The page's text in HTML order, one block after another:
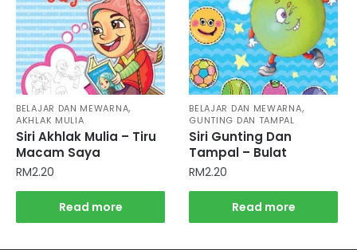
BELAJAR DAN MEWARNA,
AKHLAK MULIA
Siri Akhlak Mulia – Tiru
Macam Saya
RM2.20
Read more
BELAJAR DAN MEWARNA,
GUNTING DAN TAMPAL
Siri Gunting Dan
Tampal – Bulat
RM2.20
Read more